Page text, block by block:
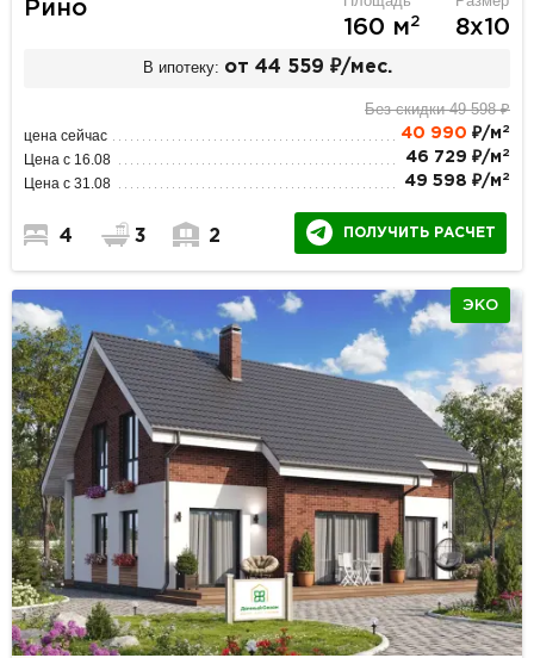
Рино
160 м2 8х10
В ипотеку: от 44 559 ₽/мес.
Без скидки 49 598 ₽
цена сейчас 40 990 ₽/м 2
Цена с 16.08 46 729 ₽/м 2
Цена с 31.08 49 598 ₽/м 2
4 3 2 ПОЛУЧИТЬ РАСЧЕТ
ЭКО